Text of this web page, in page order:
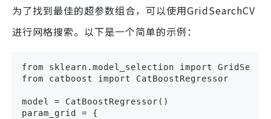
为了找到最佳的超参数组合，可以使用GridSearchCV
进行网格搜索。以下是一个简单的示例：
from sklearn.model_selection import
from catboost import CatBoostRegressor
model = CatBoostRegressor()
param_grid = {